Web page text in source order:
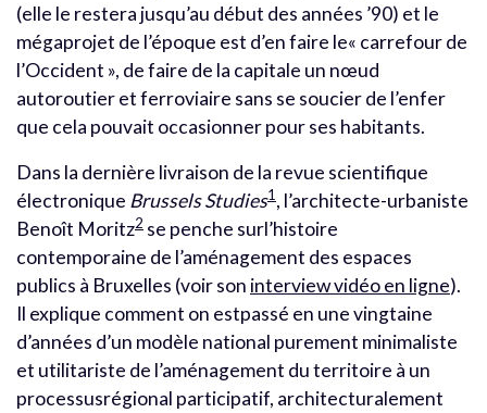
(elle le restera jusqu’au début des années ’90) et le
mégaprojet de l’époque est d’en faire le« carrefour de
l’Occident », de faire de la capitale un nœud
autoroutier et ferroviaire sans se soucier de l’enfer
que cela pouvait occasionner pour ses habitants.
Dans la dernière livraison de la revue scientifique
électronique Brussels Studies1 , l’architecte-urbaniste
Benoît Moritz2 se penche surl’histoire
contemporaine de l’aménagement des espaces
publics à Bruxelles (voir son interview vidéo en ligne).
Il explique comment on estpassé en une vingtaine
d’années d’un modèle national purement minimaliste
et utilitariste de l’aménagement du territoire à un
processusrégional participatif, architecturalement